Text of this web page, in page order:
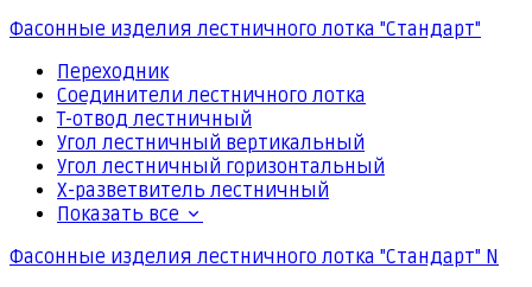
Фасонные изделия лестничного лотка "Стандарт"
Переходник
Соединители лестничного лотка
Т-отвод лестничный
Угол лестничный вертикальный
Угол лестничный горизонтальный
Х-разветвитель лестничный
Показать все
Фасонные изделия лестничного лотка "Стандарт" N